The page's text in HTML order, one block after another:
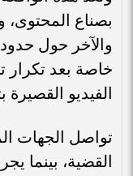
بصناع المحتوى،
والآخر حول حدود
خاصة بعد
الفيديو القصيرة
تواصل الجهات
القضية، بينما